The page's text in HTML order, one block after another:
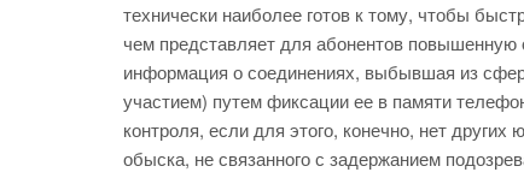
технически наиболее готов к тому, чтобы
чем представляет для абонентов повышенную
информация о соединениях, выбывшая из
участием) путем фиксации ее в памяти
контроля, если для этого, конечно, нет
обыска, не связанного с задержанием